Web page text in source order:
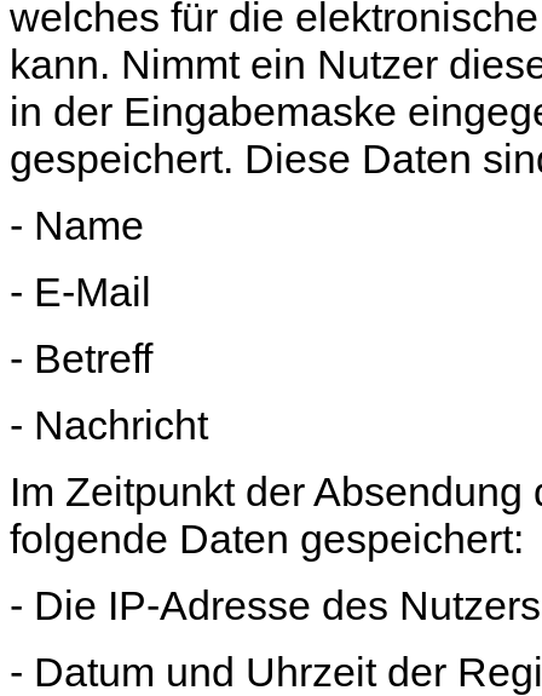
welches für die
kann. Nimmt ein Nutzer
in der Eingabemaske
gespeichert. Diese Daten
- Name
- E-Mail
- Betreff
- Nachricht
Im Zeitpunkt der
folgende Daten gespeichert:
- Die IP-Adresse des Nutzers
- Datum und Uhrzeit der